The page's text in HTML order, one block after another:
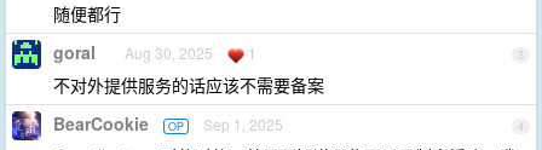
随便都行
3
goral Aug 30, 2025 1
不对外提供服务的话应该不需要备案
4
BearCookie OP Sep 1, 2025